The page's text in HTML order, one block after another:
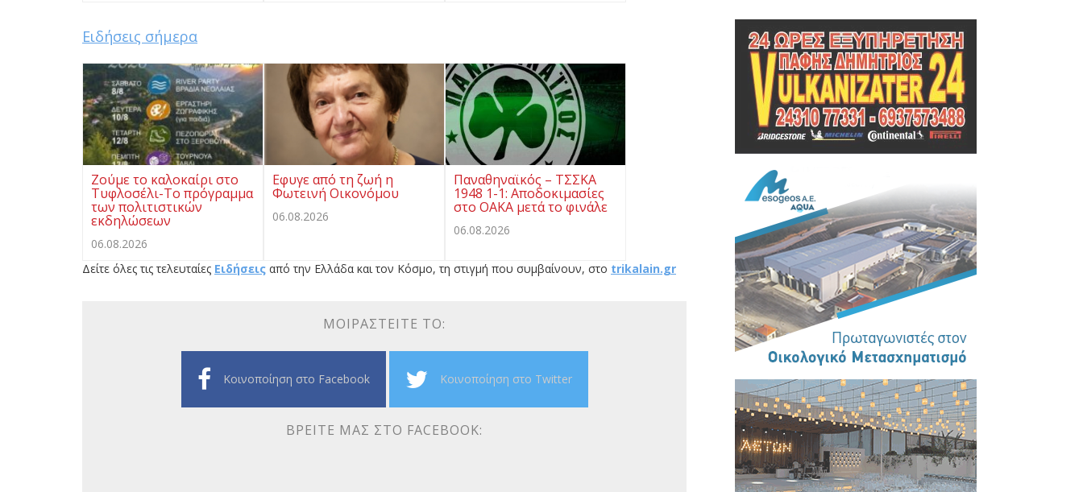
Ειδήσεις σήμερα
Ζούμε το καλοκαίρι στο
Τυφλοσέλι-Το πρόγραμμα
των πολιτιστικών
εκδηλώσεων
06.08.2026
Eφυγε από τη ζωή η
Φωτεινή Οικονόμου
06.08.2026
Παναθηναϊκός – ΤΣΣΚΑ
1948 1-1: Αποδοκιμασίες
στο ΟΑΚΑ μετά το φινάλε
06.08.2026
Δείτε όλες τις τελευταίες Ειδήσεις από την Ελλάδα και τον Κόσμο, τη στιγμή που συμβαίνουν, στο trikalain.gr
ΜΟΙΡΑΣΤΕΊΤΕ ΤΟ:
Κοινοποίηση στο Facebook Κοινοποίηση στο Twitter
ΒΡΕΊΤΕ ΜΑΣ ΣΤΟ FACEBOOK: